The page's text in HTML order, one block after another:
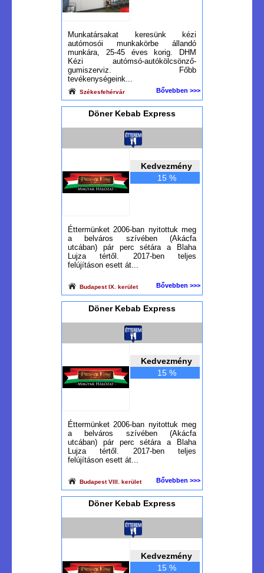
Munkatársakat keresünk kézi
autómosói munkakörbe állandó
munkára, 25-45 éves korig. DHM
Kézi autómsó-autókölcsönző-
gumiszerviz. Főbb
tevékenységeink...
Székesfehérvár Bővebben >>>
Döner Kebab Express
Kedvezmény
15 %
Éttermünket 2006-ban nyitottuk meg
a belváros szívében (Akácfa
utcában) pár perc sétára a Blaha
Lujza tértől. 2017-ben teljes
felújításon esett át...
Budapest IX. kerület Bővebben >>>
Döner Kebab Express
Kedvezmény
15 %
Éttermünket 2006-ban nyitottuk meg
a belváros szívében (Akácfa
utcában) pár perc sétára a Blaha
Lujza tértől. 2017-ben teljes
felújításon esett át...
Budapest VIII. kerület Bővebben >>>
Döner Kebab Express
Kedvezmény
15 %